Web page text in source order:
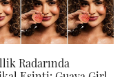
Radarında